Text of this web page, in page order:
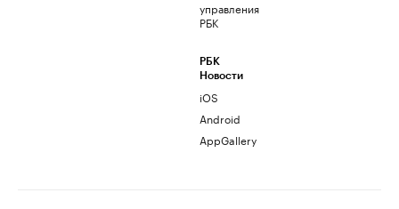
управления
РБК
РБК
Новости
iOS
Android
AppGallery